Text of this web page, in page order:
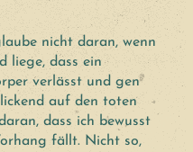
nicht daran, wenn
liege, dass ein
verlässt und gen
auf den toten
dass ich bewusst
fällt. Nicht so,